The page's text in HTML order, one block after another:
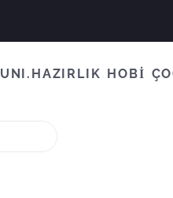
UNI.HAZIRLIK HOBİ